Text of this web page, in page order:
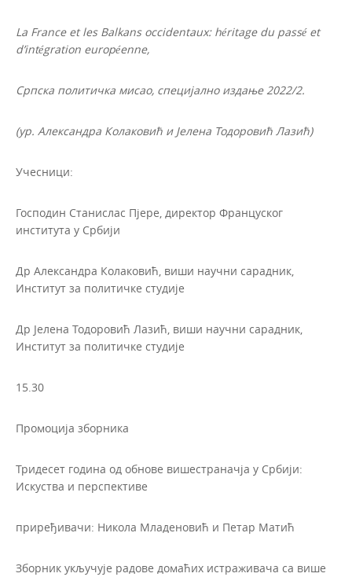
La France et les Balkans occidentaux: héritage du passé et
d’intégration européenne,
Српска политичка мисао, специјално издање 2022/2.
(ур. Александра Колаковић и Јелена Тодоровић Лазић)
Учесници:
Господин Станислас Пјере, директор Француског
института у Србији
Др Александра Колаковић, виши научни сарадник,
Институт за политичке студије
Др Јелена Тодоровић Лазић, виши научни сарадник,
Институт за политичке студије
15.30
Промоција зборника
Тридесет година од обнове вишестраначја у Србији:
Искуства и перспективе
приређивачи: Никола Младеновић и Петар Матић
Зборник укључује радове домаћих истраживача са више